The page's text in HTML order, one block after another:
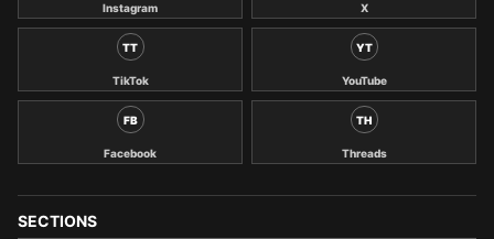
Instagram X
TT
TikTok
YT
YouTube
FB
Facebook
TH
Threads
SECTIONS